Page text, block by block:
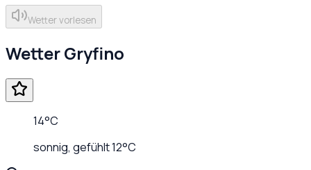
Wetter vorlesen
WetterGryfino
14°C
sonnig, gefühlt12°C